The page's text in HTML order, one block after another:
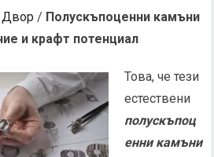
Двор / Полускъпоценни камъни
и крафт потенциал
Това, че тези
естествени
полускъпоц
енни камъни